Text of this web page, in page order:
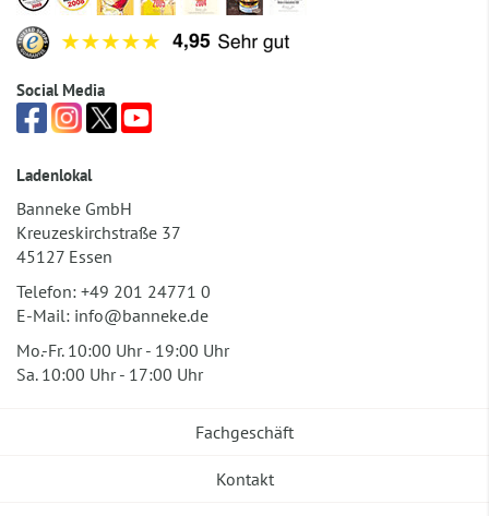
Social Media
Ladenlokal
Banneke GmbH
Kreuzeskirchstraße 37
45127 Essen
Telefon: +49 201 24771 0
E-Mail: info@banneke.de
Mo.-Fr. 10:00 Uhr - 19:00 Uhr
Sa. 10:00 Uhr - 17:00 Uhr
Fachgeschäft
Kontakt